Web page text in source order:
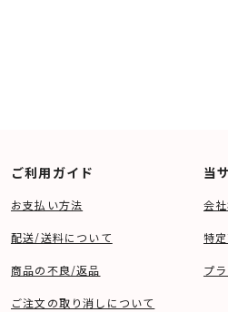
ご利用ガイド
お支払い方法
配送/送料について
商品の不良/返品
ご注文の取り消しについて
当
会
特
プ